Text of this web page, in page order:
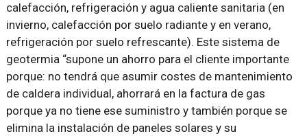
calefacción, refrigeración y agua caliente sanitaria (en
invierno, calefacción por suelo radiante y en verano,
refrigeración por suelo refrescante). Este sistema de
geotermia supone un ahorro para el cliente importante
porque: no tendrá que asumir costes de mantenimiento
de caldera individual, ahorrará en la factura de gas
porque ya no tiene ese suministro y también porque se
elimina la instalación de paneles solares y su